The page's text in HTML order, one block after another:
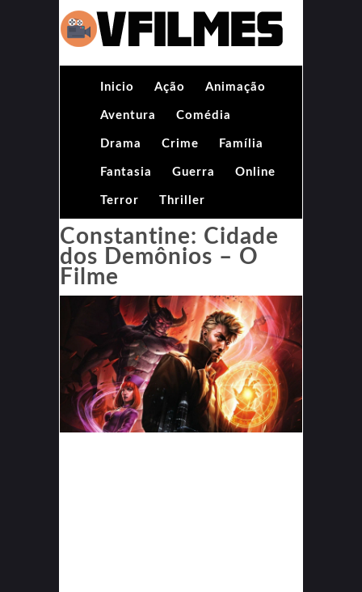
Inicio Ação Animação
Aventura Comédia
Drama Crime Família
Fantasia Guerra Online
Terror Thriller
Constantine: Cidade
dos Demônios – O
Filme